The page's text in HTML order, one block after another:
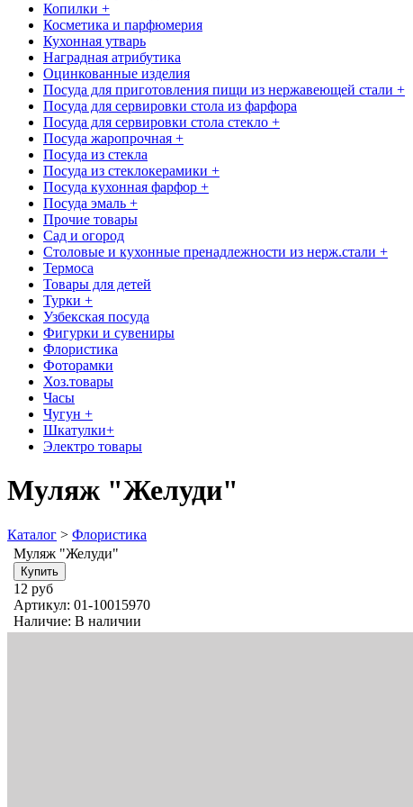
Копилки +
Косметика и парфюмерия
Кухонная утварь
Наградная атрибутика
Оцинкованные изделия
Посуда для приготовления пищи из нержавеющей стали +
Посуда для сервировки стола из фарфора
Посуда для сервировки стола стекло +
Посуда жаропрочная +
Посуда из стекла
Посуда из стеклокерамики +
Посуда кухонная фарфор +
Посуда эмаль +
Прочие товары
Сад и огород
Столовые и кухонные пренадлежности из нерж.стали +
Термоса
Товары для детей
Турки +
Узбекская посуда
Фигурки и сувениры
Флористика
Фоторамки
Хоз.товары
Часы
Чугун +
Шкатулки+
Электро товары
Муляж "Желуди"
Каталог > Флористика
Муляж "Желуди"
12 руб
Артикул: 01-10015970
Наличие: В наличии